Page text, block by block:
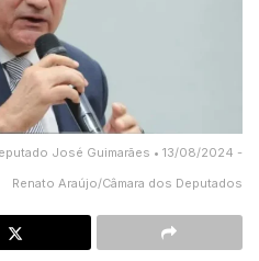
José Guimarães • 13/08/2024 -
Renato Araújo/Câmara dos Deputados